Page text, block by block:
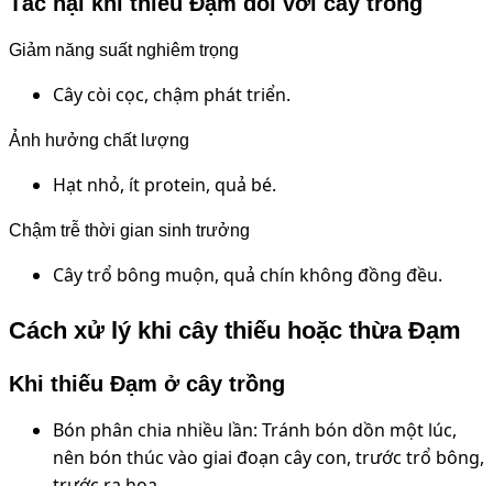
Giảm năng suất nghiêm trọng
Cây còi cọc, chậm phát triển.
Ảnh hưởng chất lượng
Hạt nhỏ, ít protein, quả bé.
Chậm trễ thời gian sinh trưởng
Cây trổ bông muộn, quả chín không đồng đều.
Cách xử lý khi cây thiếu hoặc thừa Đạm
Khi thiếu Đạm ở cây trồng
Bón phân chia nhiều lần: Tránh bón dồn một lúc,
nên bón thúc vào giai đoạn cây con, trước trổ bông,